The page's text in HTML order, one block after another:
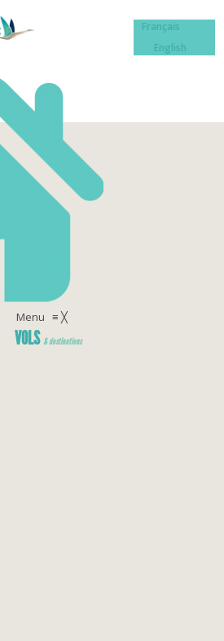
Français
English
Menu ≡╳
VOLS & destinations